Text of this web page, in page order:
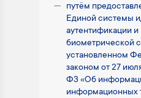
путём
Единой системы
аутентификации
биометрической
установленном
законом от 27
ФЗ «Об
информационных